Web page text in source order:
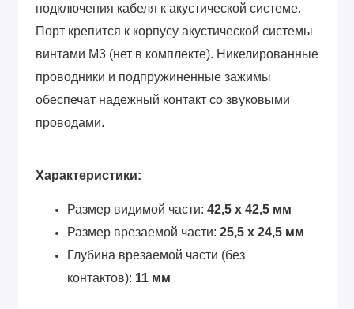
подключения кабеля к акустической системе.
Порт крепится к корпусу акустической системы
винтами М3 (нет в комплекте). Никелированные
проводники и подпружиненные зажимы
обеспечат надежный контакт со звуковыми
проводами.
Характеристики:
Размер видимой части: 42,5 х 42,5 мм
Размер врезаемой части: 25,5 х 24,5 мм
Глубина врезаемой части (без
контактов): 11 мм